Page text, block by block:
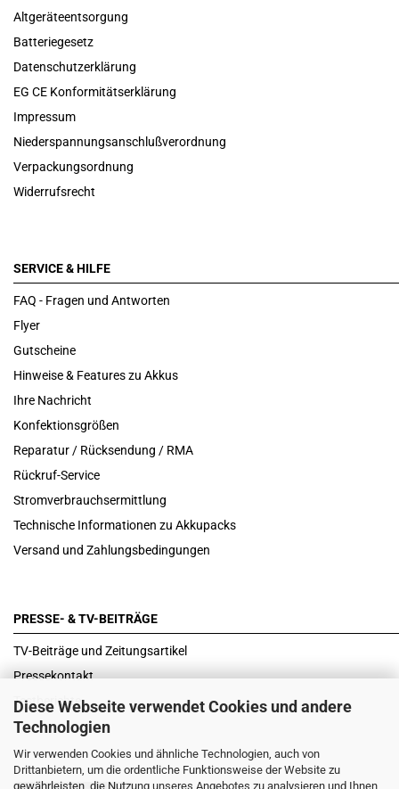
Diese Webseite verwendet Cookies und andere
Technologien
Wir verwenden Cookies und ähnliche Technologien, auch von
Drittanbietern, um die ordentliche Funktionsweise der Website zu
gewährleisten, die Nutzung unseres Angebotes zu analysieren und Ihnen
Altgeräteentsorgung
Batteriegesetz
Datenschutzerklärung
EG CE Konformitätserklärung
Impressum
Niederspannungsanschlußverordnung
Verpackungsordnung
Widerrufsrecht
SERVICE & HILFE
FAQ - Fragen und Antworten
Flyer
Gutscheine
Hinweise & Features zu Akkus
Ihre Nachricht
Konfektionsgrößen
Reparatur / Rücksendung / RMA
Rückruf-Service
Stromverbrauchsermittlung
Technische Informationen zu Akkupacks
Versand und Zahlungsbedingungen
PRESSE- & TV-BEITRÄGE
TV-Beiträge und Zeitungsartikel
Pressekontakt
Testberichte